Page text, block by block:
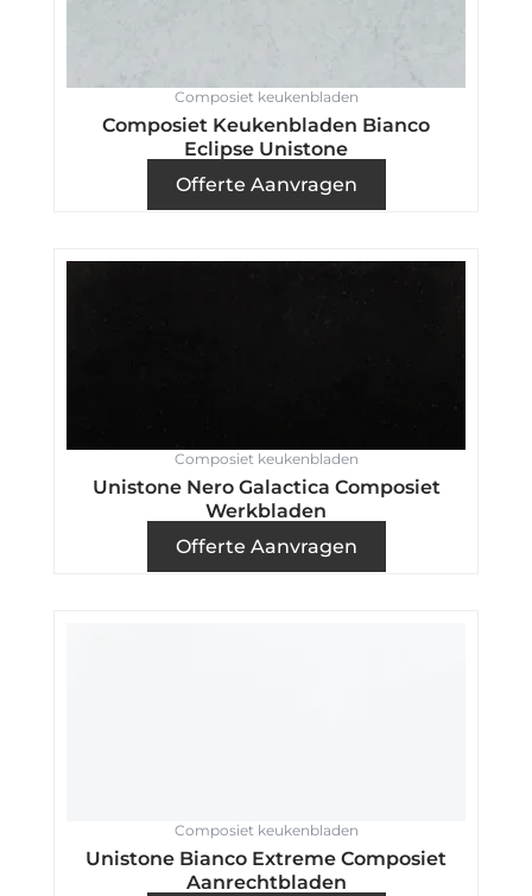
Composiet keukenbladen
Composiet Keukenbladen Bianco
Eclipse Unistone
Offerte Aanvragen
Composiet keukenbladen
Unistone Nero Galactica Composiet
Werkbladen
Offerte Aanvragen
Composiet keukenbladen
Unistone Bianco Extreme Composiet
Aanrechtbladen